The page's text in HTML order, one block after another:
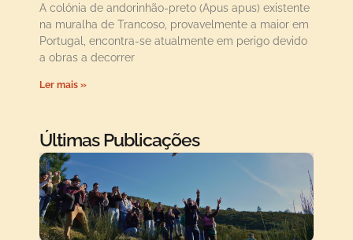
A colónia de andorinhão-preto (Apus apus) existente
na muralha de Trancoso, provavelmente a maior em
Portugal, encontra-se atualmente em perigo devido
a obras a decorrer
Ler mais »
Últimas Publicações